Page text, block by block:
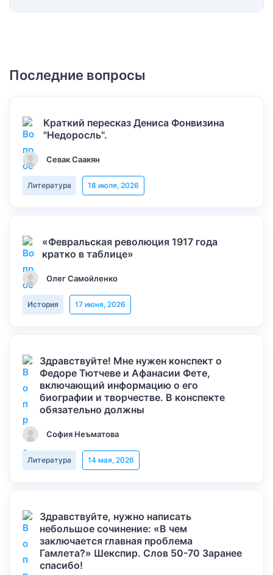
Последние вопросы
Краткий пересказ Дениса Фонвизина
"Недоросль".
Севак Саакян
Литература 18 июля, 2026
«Февральская революция 1917 года
кратко в таблице»
Олег Самойленко
История 17 июня, 2026
Здравствуйте! Мне нужен конспект о
Федоре Тютчеве и Афанасии Фете,
включающий информацию о его
биографии и творчестве. В конспекте
обязательно должны
София Неъматова
Литература 14 мая, 2026
Здравствуйте, нужно написать
небольшое сочинение: «В чем
заключается главная проблема
Гамлета?» Шекспир. Слов 50-70 Заранее
спасибо!